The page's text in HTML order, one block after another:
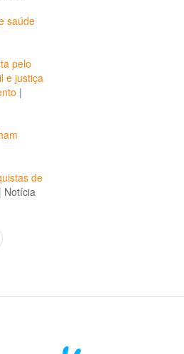
saúde
pelo
e justiça
|
de
| Notícia